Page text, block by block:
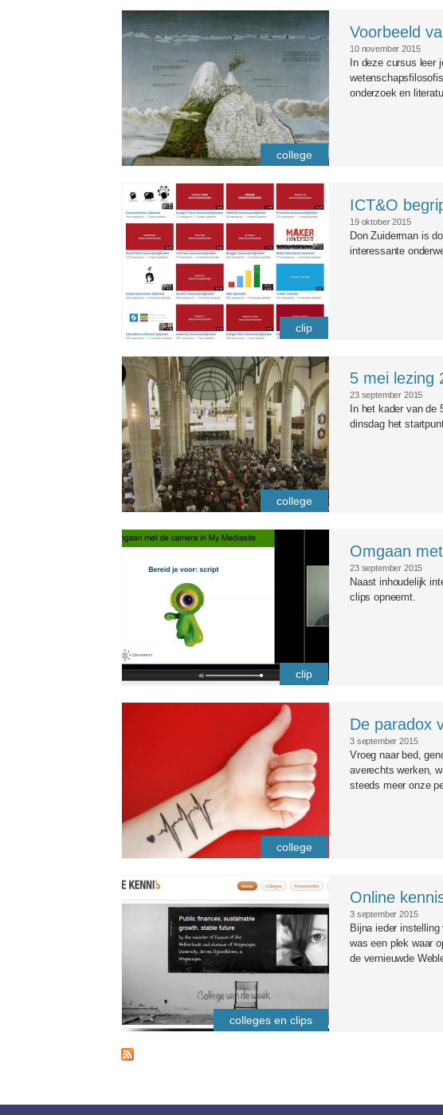
collegeserie.jpg
college
Voorbeeld
10 november 2015
In deze cursus leer
onderzoek en
overzicht_clips_don_zuiderman.jpg
clip
ICT&O
19 oktober 2015
Don Zuiderman is
interessante
5_mei_lezing.png
college
5 mei lezing
23 september 2015
In het kader van
dinsdag het
omgaan_met_de_camera_in_mymediasite.jpg
clip
Omgaan
23 september 2015
Naast inhoudelijk
clips opneemt.
alshetmaargezondis.jpg
college
De paradox
3 september 2015
Vroeg naar bed,
averechts werken,
steeds meer onze
onlinekennis.png
colleges en clips
Online
3 september 2015
Bijna ieder
was een plek waar
de vernieuwde